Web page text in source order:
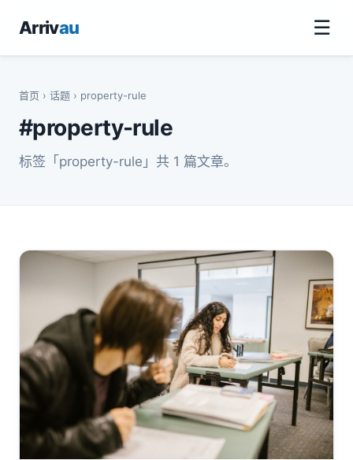
Arrivau ☰
首页 › 话题 › property-rule
#property-rule
标签「property-rule」共 1 篇文章。